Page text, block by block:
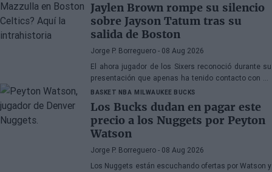
Jaylen Brown rompe su silencio
sobre Jayson Tatum tras su
salida de Boston
Jorge P. Borreguero - 08 Aug 2026
El ahora jugador de los Sixers reconoció durante su
presentación que apenas ha tenido contacto con su
antiguo compañero
BASKET NBA MILWAUKEE BUCKS
Los Bucks dudan en pagar este
precio a los Nuggets por Peyton
Watson
Jorge P. Borreguero - 08 Aug 2026
Los Nuggets están escuchando ofertas por Watson y